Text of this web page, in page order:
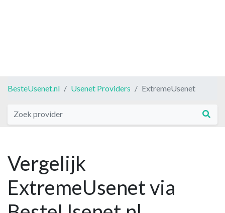
BesteUsenet.nl Usenet Providers ExtremeUsenet
Vergelijk
ExtremeUsenet via